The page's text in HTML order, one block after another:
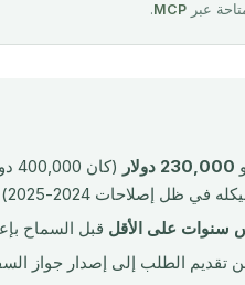
عبر MCP
.
230,000 دولار
ظل إصلاحات 2024-2025).
على الأقل قبل السماح
تقديم الطلب إلى إصدار جواز